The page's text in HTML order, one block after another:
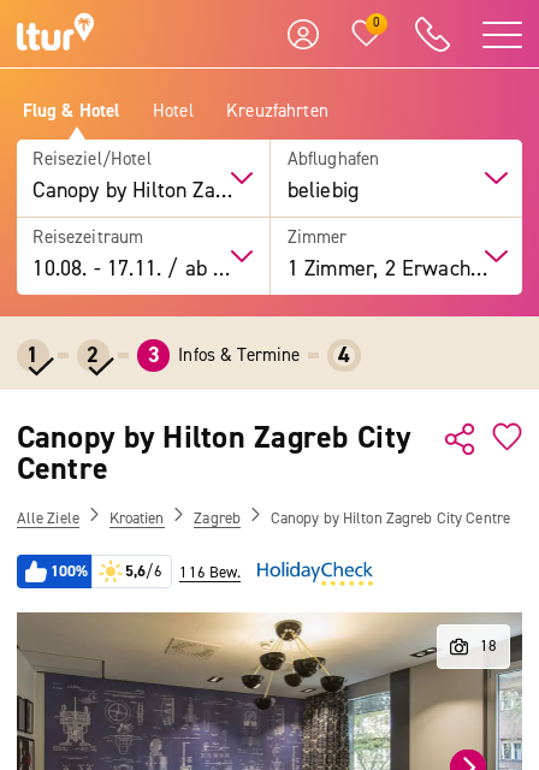
0
Flug & Hotel Hotel Kreuzfahrten
Reiseziel/Hotel
Canopy by Hilton Zagreb City Centre
Abflughafen
beliebig
Reisezeitraum
10.08. -17.11. / ab 7 Tage
Zimmer
1 Zimmer, 2 Erwachsene
1 2 3 Infos & Termine 4
Canopy by Hilton Zagreb City
Centre
Alle Ziele Kroatien Zagreb Canopy by Hilton Zagreb City Centre
100% 5,6/6 116 Bew.